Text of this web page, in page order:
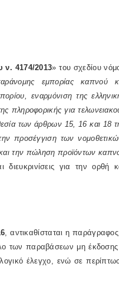
ν. 4174/2013» του σχεδίου
εμπορίας καπνού
εναρμόνιση της
πληροφορικής για
των άρθρων 15, 16 και 18
προσέγγιση των
την πώληση προϊόντων
διευκρινίσεις για την ορθή
, αντικαθίσταται η
των παραβάσεων μη
έλεγχο, ενώ σε